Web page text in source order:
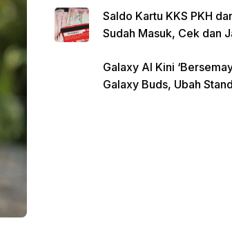
Saldo Kartu KKS PKH
Sudah Masuk, Cek dan
Galaxy AI Kini
Galaxy Buds, Ubah